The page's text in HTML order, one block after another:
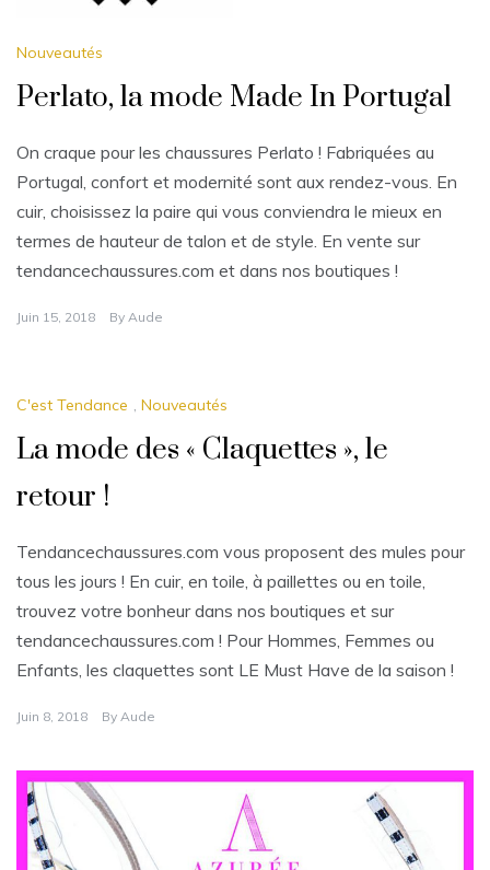
Nouveautés
Perlato, la mode Made In Portugal
On craque pour les chaussures Perlato ! Fabriquées au
Portugal, confort et modernité sont aux rendez-vous. En
cuir, choisissez la paire qui vous conviendra le mieux en
termes de hauteur de talon et de style. En vente sur
tendancechaussures.com et dans nos boutiques !
Juin 15, 2018 By Aude
C'est Tendance , Nouveautés
La mode des « Claquettes », le
retour !
Tendancechaussures.com vous proposent des mules pour
tous les jours ! En cuir, en toile, à paillettes ou en toile,
trouvez votre bonheur dans nos boutiques et sur
tendancechaussures.com ! Pour Hommes, Femmes ou
Enfants, les claquettes sont LE Must Have de la saison !
Juin 8, 2018 By Aude